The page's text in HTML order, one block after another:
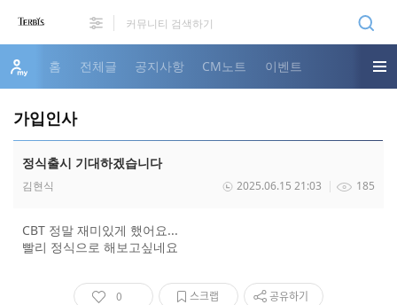
홈 전체글 공지사항 CM노트 이벤트
가입인사
정식출시 기대하겠습니다
김현식 185
2025.06.15 21:03
CBT 정말 재미있게 했어요...
빨리 정식으로 해보고싶네요
0 스크랩 공유하기